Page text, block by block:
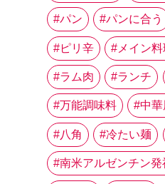
パン パンに合う
ピリ辛 メイン料
ラム肉 ランチ
万能調味料 中華
八角 冷たい麺
南米アルゼンチン発